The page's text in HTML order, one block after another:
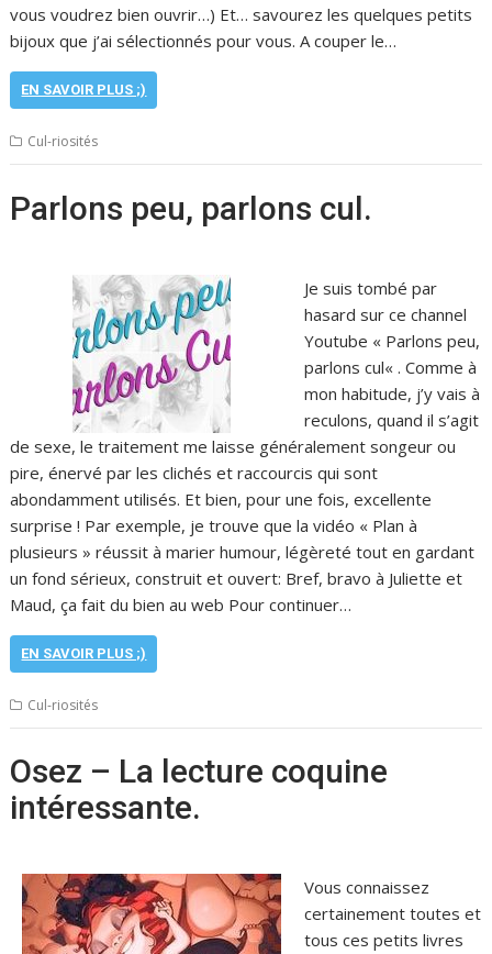
vous voudrez bien ouvrir…) Et… savourez les quelques petits
bijoux que j’ai sélectionnés pour vous. A couper le…
EN SAVOIR PLUS ;)
Cul-riosités
Parlons peu, parlons cul.
Je suis tombé par
hasard sur ce channel
Youtube « Parlons peu,
parlons cul« . Comme à
mon habitude, j’y vais à
reculons, quand il s’agit
de sexe, le traitement me laisse généralement songeur ou
pire, énervé par les clichés et raccourcis qui sont
abondamment utilisés. Et bien, pour une fois, excellente
surprise ! Par exemple, je trouve que la vidéo « Plan à
plusieurs » réussit à marier humour, légèreté tout en gardant
un fond sérieux, construit et ouvert: Bref, bravo à Juliette et
Maud, ça fait du bien au web Pour continuer…
EN SAVOIR PLUS ;)
Cul-riosités
Osez – La lecture coquine
intéressante.
Vous connaissez
certainement toutes et
tous ces petits livres